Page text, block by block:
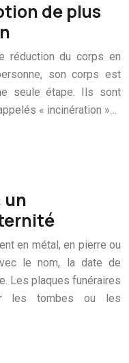
de plus
réduction du corps en
son corps est
seule étape. Ils sont
« incinération »…
un
en métal, en pierre ou
le nom, la date de
Les plaques funéraires
les tombes ou les